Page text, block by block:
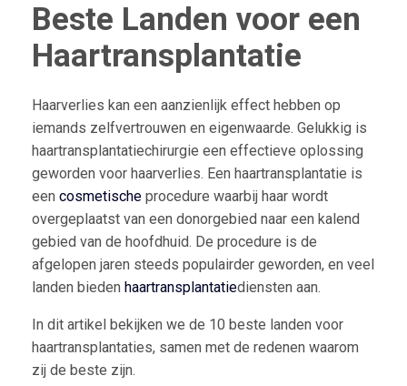
Beste Landen voor een
Haartransplantatie
Haarverlies kan een aanzienlijk effect hebben op
iemands zelfvertrouwen en eigenwaarde. Gelukkig is
haartransplantatiechirurgie een effectieve oplossing
geworden voor haarverlies. Een haartransplantatie is
een cosmetischeprocedure waarbij haar wordt
overgeplaatst van een donorgebied naar een kalend
gebied van de hoofdhuid. De procedure is de
afgelopen jaren steeds populairder geworden, en veel
landen bieden haartransplantatiediensten aan.
In dit artikel bekijken we de 10 beste landen voor
haartransplantaties, samen met de redenen waarom
zij de beste zijn.